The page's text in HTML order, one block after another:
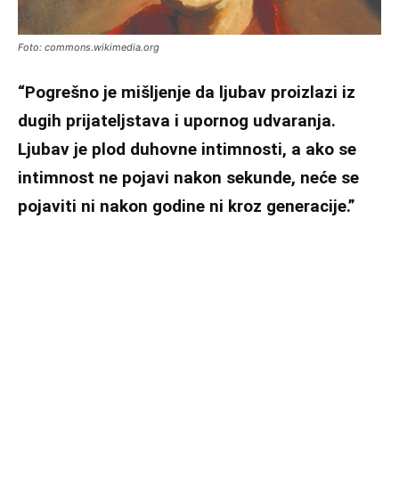
Foto: commons.wikimedia.org
“Pogrešno je mišljenje da ljubav proizlazi iz
dugih prijateljstava i upornog udvaranja.
Ljubav je plod duhovne intimnosti, a ako se
intimnost ne pojavi nakon sekunde, neće se
pojaviti ni nakon godine ni kroz generacije.”